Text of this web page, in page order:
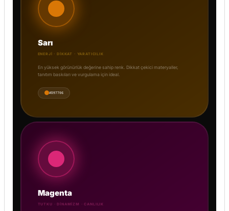
Sarı
ENERJI · DIKKAT · YARATICILIK
En yüksek görünürlük değerine sahip renk. Dikkat çekici materyaller,
tanıtım baskıları ve vurgulama için ideal.
#D97706
Magenta
TUTKU · DINAMIZM · CANLILIK